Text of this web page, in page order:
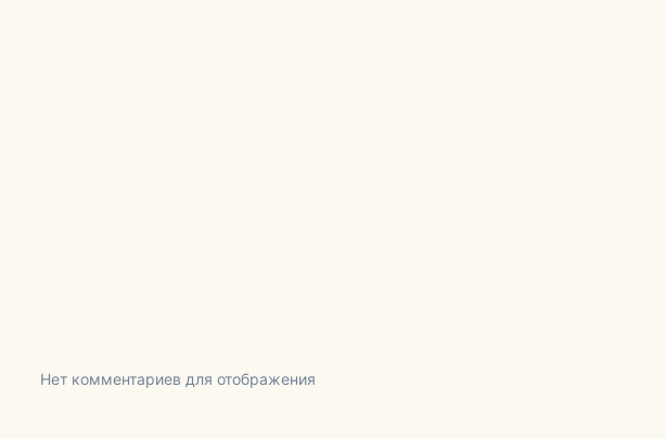
Нет комментариев для отображения